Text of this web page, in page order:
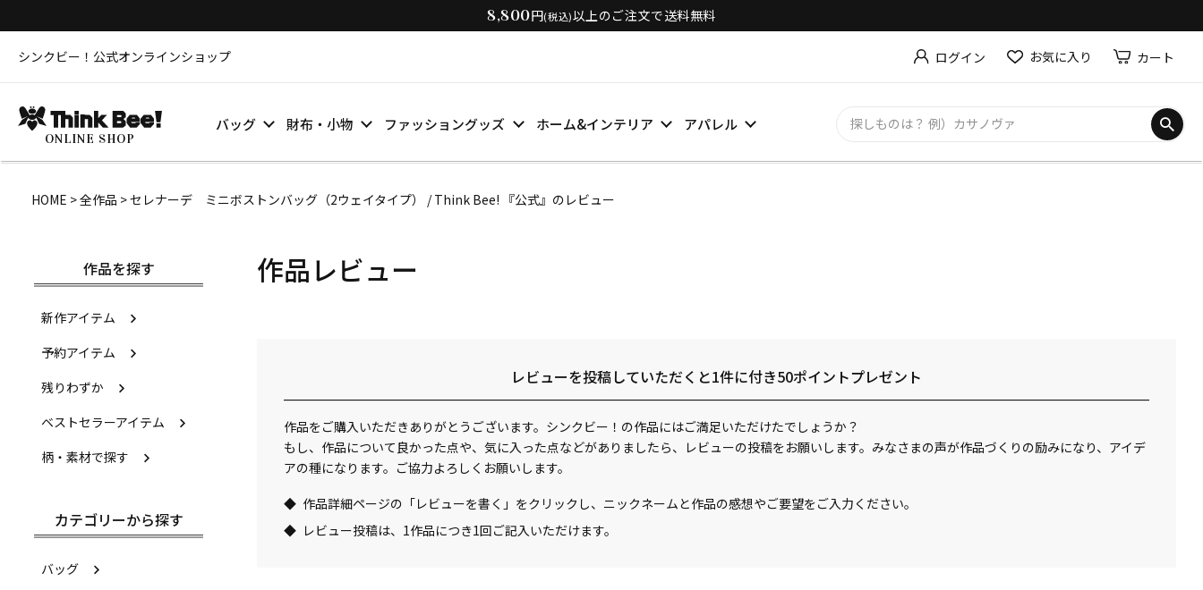
8,800円(税込)以上のご注文で送料無料
シンクビー！公式オンラインショップ ログイン お気に入り カート
ONLINE SHOP
バッグ 財布・小物 ファッショングッズ ホーム&インテリア アパレル
HOME 全作品 セレナーデ ミニボストンバッグ（2ウェイタイプ） / Think Bee! 『公式』のレビュー
作品レビュー
レビューを投稿していただくと1件に付き50ポイントプレゼント
作品をご購入いただきありがとうございます。シンクビー！の作品にはご満足いただけたでしょうか？
もし、作品について良かった点や、気に入った点などがありましたら、レビューの投稿をお願いします。みなさまの声が作品づくりの励みになり、アイデ
アの種になります。ご協力よろしくお願いします。
作品詳細ページの「レビューを書く」をクリックし、ニックネームと作品の感想やご要望をご入力ください。
レビュー投稿は、1作品につき1回ご記入いただけます。
作品を探す
新作アイテム
予約アイテム
残りわずか
ベストセラーアイテム
柄・素材で探す
カテゴリーから探す
バッグ